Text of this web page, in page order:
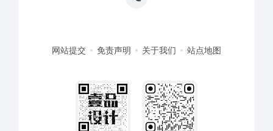
网站提交 免责声明 关于我们 站点地图